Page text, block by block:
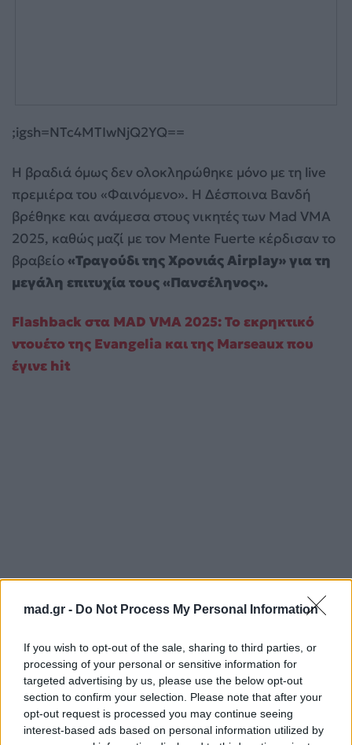
mad.gr - Do Not Process My Personal Information
If you wish to opt-out of the sale, sharing to third parties, or
processing of your personal or sensitive information for
targeted advertising by us, please use the below opt-out
section to confirm your selection. Please note that after your
opt-out request is processed you may continue seeing
interest-based ads based on personal information utilized by
;igsh=NTc4MTIwNjQ2YQ==
Η βραδιά όμως δεν ολοκληρώθηκε μόνο με τη live
πρεμιέρα του «Φαινόμενο». Η Δέσποινα Βανδή
βρέθηκε και ανάμεσα στους νικητές των Mad VMA
2025, καθώς μαζί με τον Mente Fuerte κέρδισαν το
βραβείο«Τραγούδι της Χρονιάς Airplay» για τη
μεγάλη επιτυχία τους «Πανσέληνος».
Flashback στα MAD VMA 2025: Το εκρηκτικό
ντουέτο της Evangelia και της Marseaux που
έγινε hit